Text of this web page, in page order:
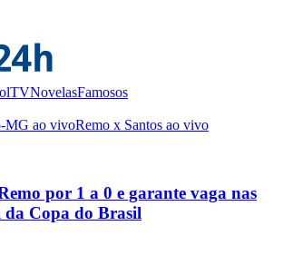
TVNovelasFamosos
MG ao vivoRemo x Santos ao vivo
por 1 a 0 e garante vaga nas
Copa do Brasil